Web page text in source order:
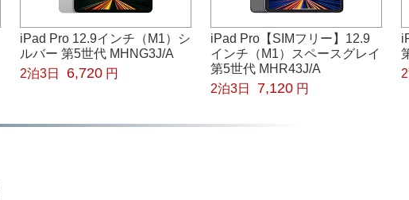
iPad Pro 12.9インチ（M1）シ
ルバー 第5世代 MHNG3J/A
2泊3日
6,720 円
iPad Pro【SIMフリー】12.9
インチ（M1）スペースグレイ
第5世代 MHR43J/A
2泊3日
7,120 円